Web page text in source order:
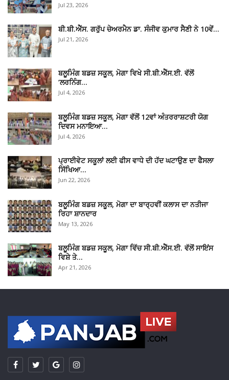
Jul 23, 2026
ਬੀ.ਬੀ.ਐੱਸ. ਗਰੁੱਪ ਚੇਅਰਮੈਨ ਡਾ. ਸੰਜੀਵ ਕੁਮਾਰ ਸੈਣੀ ਨੇ 10ਵੇਂ…
Jul 21, 2026
ਬਲੂਮਿੰਗ ਬਡਜ਼ ਸਕੂਲ, ਮੋਗਾ ਵਿਖੇ ਸੀ.ਬੀ.ਐੱਸ.ਈ. ਵੱਲੋਂ
‘ਲਰਨਿੰਗ…
Jul 4, 2026
ਬਲੂਮਿੰਗ ਬਡਜ਼ ਸਕੂਲ, ਮੋਗਾ ਵੱਲੋਂ 12ਵਾਂ ਅੰਤਰਰਾਸ਼ਟਰੀ ਯੋਗ
ਦਿਵਸ ਮਨਾਇਆ…
Jul 4, 2026
ਪ੍ਰਾਈਵੇਟ ਸਕੂਲਾਂ ਲਈ ਫੀਸ ਵਾਧੇ ਦੀ ਹੱਦ ਘਟਾਉਣ ਦਾ ਫੈਸਲਾ
ਸਿੱਖਿਆ…
Jun 22, 2026
ਬਲੂਮਿੰਗ ਬਡਜ਼ ਸਕੂਲ, ਮੋਗਾ ਦਾ ਬਾਰ੍ਹਵੀਂ ਕਲਾਸ ਦਾ ਨਤੀਜਾ
ਰਿਹਾ ਸ਼ਾਨਦਾਰ
May 13, 2026
ਬਲੂਮਿੰਗ ਬਡਜ਼ ਸਕੂਲ, ਮੋਗਾ ਵਿੱਚ ਸੀ.ਬੀ.ਐੱਸ.ਈ. ਵੱਲੋਂ ਸਾਇਂਸ
ਵਿਸ਼ੇ ਤੇ…
Apr 21, 2026